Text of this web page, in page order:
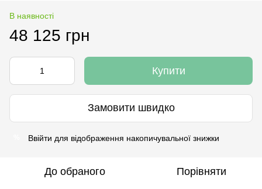
В наявності
48 125 грн
Купити
Замовити швидко
Ввійти для відображення накопичувальної знижки
До обраного Порівняти